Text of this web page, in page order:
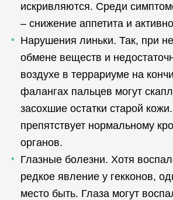
искривляются. Среди
– снижение аппетита и
Нарушения линьки. Так, при
обмене веществ и
воздухе в террариуме на
фалангах пальцев могут
засохшие остатки старой
препятствует нормальному
органов.
Глазные болезни. Хотя
редкое явление у гекконов,
место быть. Глаза могут